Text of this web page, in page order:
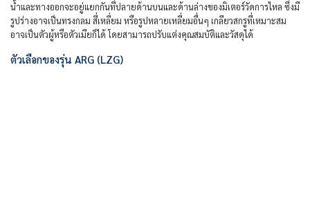
น้ำและทางออกจะอยู่แยกกันที่ปลายด้านบนและด้านล่างของมิเตอร์วัดการไหล ซึ่งมี
รูปร่างอาจเป็นทรงกลม สี่เหลี่ยม หรือรูปหลายเหลี่ยมอื่นๆ เกลียวสกรูที่เหมาะสม
อาจเป็นตัวผู้หรือตัวเมียก็ได้ โดยสามารถปรับแต่งคุณสมบัติและวัสดุได้
ตัวเลือกของรุ่น ARG (LZG)